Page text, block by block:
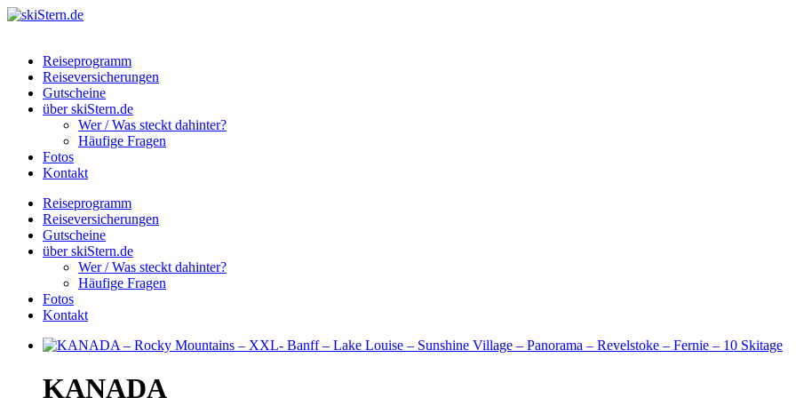
Reiseprogramm
Reiseversicherungen
Gutscheine
über skiStern.de
Wer / Was steckt dahinter?
Häufige Fragen
Fotos
Kontakt
Reiseprogramm
Reiseversicherungen
Gutscheine
über skiStern.de
Wer / Was steckt dahinter?
Häufige Fragen
Fotos
Kontakt
KANADA